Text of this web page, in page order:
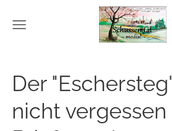
Der
nicht vergessen